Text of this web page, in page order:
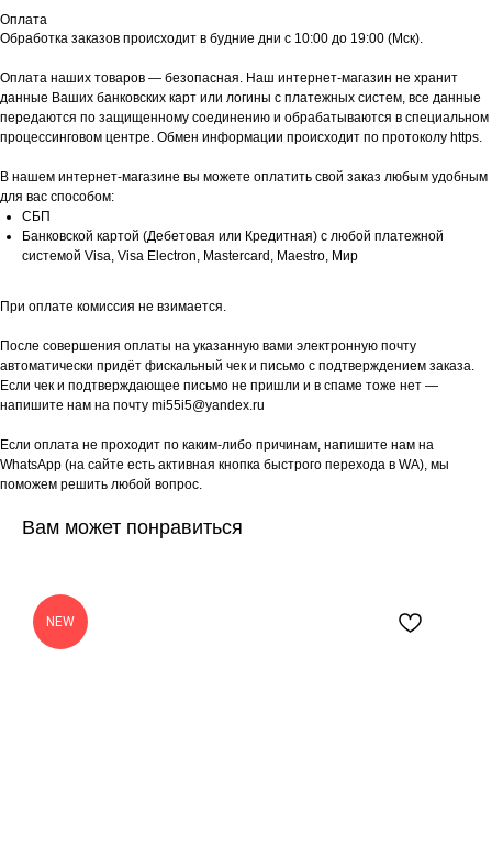
Оплата
Обработка заказов происходит в будние дни с 10:00 до 19:00 (Мск).
Оплата наших товаров — безопасная. Наш интернет-магазин не хранит
данные Ваших банковских карт или логины с платежных систем, все данные
передаются по защищенному соединению и обрабатываются в специальном
процессинговом центре. Обмен информации происходит по протоколу https.
В нашем интернет-магазине вы можете оплатить свой заказ любым удобным
для вас способом:
СБП
Банковской картой (Дебетовая или Кредитная) с любой платежной
системой Visa, Visa Electron, Mastercard, Maestro, Мир
При оплате комиссия не взимается.
После совершения оплаты на указанную вами электронную почту
автоматически придёт фискальный чек и письмо с подтверждением заказа.
Если чек и подтверждающее письмо не пришли и в спаме тоже нет —
напишите нам на почту mi55i5@yandex.ru
Если оплата не проходит по каким-либо причинам, напишите нам на
WhatsApp (на сайте есть активная кнопка быстрого перехода в WA), мы
поможем решить любой вопрос.
Вам может понравиться
NEW